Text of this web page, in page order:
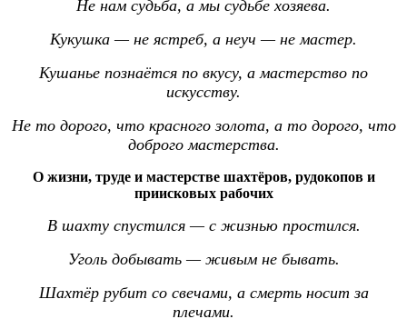
Не нам судьба, а мы судьбе хозяева.
Кукушка — не ястреб, а неуч — не мастер.
Кушанье познаётся по вкусу, а мастерство по
искусству.
Не то дорого, что красного золота, а то дорого, что
доброго мастерства.
О жизни, труде и мастерстве шахтёров, рудокопов и
приисковых рабочих
В шахту спустился — с жизнью простился.
Уголь добывать — живым не бывать.
Шахтёр рубит со свечами, а смерть носит за
плечами.